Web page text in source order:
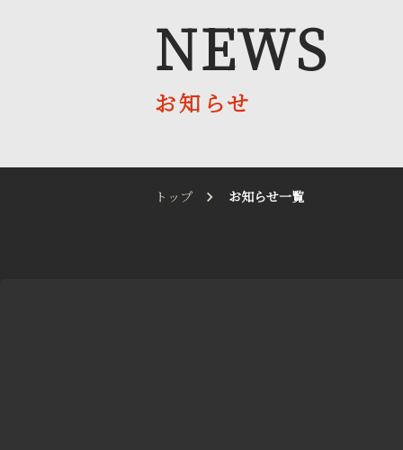
お知らせ
採用情報
NEWS
お知らせ
トップ お知らせ一覧